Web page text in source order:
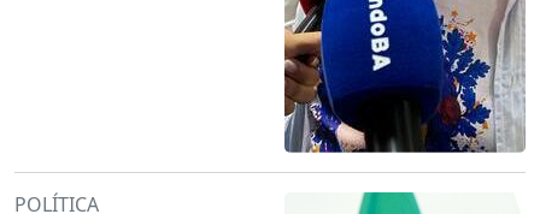
POLÍTICA